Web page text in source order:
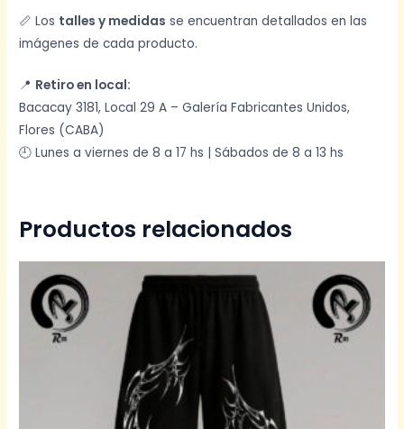
📏 Los talles y medidas se encuentran detallados en las
imágenes de cada producto.
📍 Retiro en local:
Bacacay 3181, Local 29 A – Galería Fabricantes Unidos,
Flores (CABA)
🕘 Lunes a viernes de 8 a 17 hs | Sábados de 8 a 13 hs
Productos relacionados